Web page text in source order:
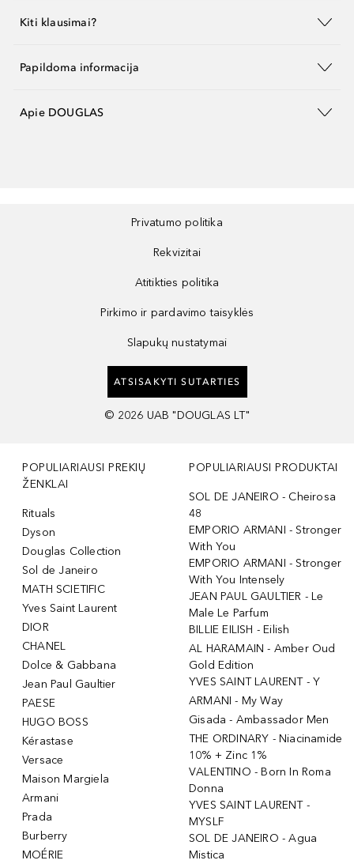
Kiti klausimai?
Papildoma informacija
Apie DOUGLAS
Privatumo politika
Rekvizitai
Atitikties politika
Pirkimo ir pardavimo taisyklės
Slapukų nustatymai
ATSISAKYTI SUTARTIES
© 2026 UAB "DOUGLAS LT"
POPULIARIAUSI PREKIŲ
ŽENKLAI
Rituals
Dyson
Douglas Collection
Sol de Janeiro
MATH SCIETIFIC
Yves Saint Laurent
DIOR
CHANEL
Dolce & Gabbana
Jean Paul Gaultier
PAESE
HUGO BOSS
Kérastase
Versace
Maison Margiela
Armani
Prada
Burberry
MOÉRIE
POPULIARIAUSI PRODUKTAI
SOL DE JANEIRO - Cheirosa
48
EMPORIO ARMANI - Stronger
With You
EMPORIO ARMANI - Stronger
With You Intensely
JEAN PAUL GAULTIER - Le
Male Le Parfum
BILLIE EILISH - Eilish
AL HARAMAIN - Amber Oud
Gold Edition
YVES SAINT LAURENT - Y
ARMANI - My Way
Gisada - Ambassador Men
THE ORDINARY - Niacinamide
10% + Zinc 1%
VALENTINO - Born In Roma
Donna
YVES SAINT LAURENT -
MYSLF
SOL DE JANEIRO - Agua
Mistica